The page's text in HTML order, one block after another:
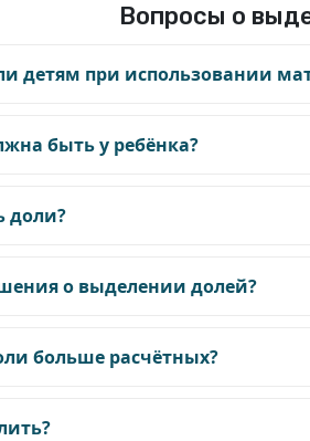
Вопросы о
детям при использовании
быть у ребёнка?
доли?
о выделении долей?
больше расчётных?